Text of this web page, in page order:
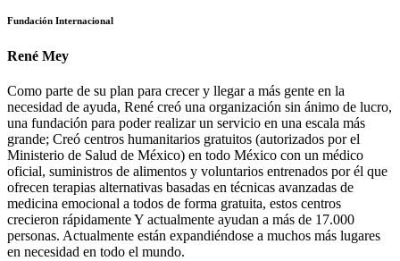
Fundación Internacional
René Mey
Como parte de su plan para crecer y llegar a más gente en la
necesidad de ayuda, René creó una organización sin ánimo de lucro,
una fundación para poder realizar un servicio en una escala más
grande; Creó centros humanitarios gratuitos (autorizados por el
Ministerio de Salud de México) en todo México con un médico
oficial, suministros de alimentos y voluntarios entrenados por él que
ofrecen terapias alternativas basadas en técnicas avanzadas de
medicina emocional a todos de forma gratuita, estos centros
crecieron rápidamente Y actualmente ayudan a más de 17.000
personas. Actualmente están expandiéndose a muchos más lugares
en necesidad en todo el mundo.